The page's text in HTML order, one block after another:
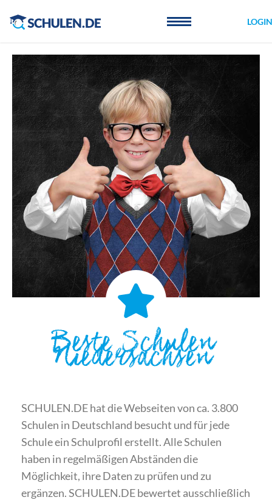
LOGIN
Beste Schulen
Niedersachsen
SCHULEN.DE hat die Webseiten von ca. 3.800
Schulen in Deutschland besucht und für jede
Schule ein Schulprofil erstellt. Alle Schulen
haben in regelmäßigen Abständen die
Möglichkeit, ihre Daten zu prüfen und zu
ergänzen. SCHULEN.DE bewertet ausschließlich